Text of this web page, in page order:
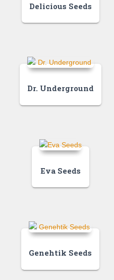
Delicious Seeds
Dr. Underground
Eva Seeds
Genehtik Seeds